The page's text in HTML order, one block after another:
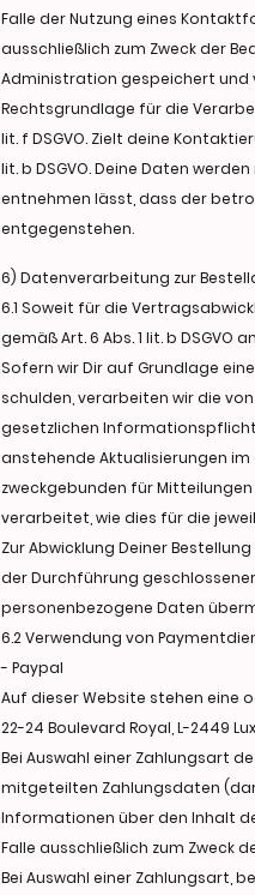
Falle der Nutzung eines
ausschließlich zum Zweck der
Administration gespeichert und
Rechtsgrundlage für die
lit. f DSGVO. Zielt deine
lit. b DSGVO. Deine Daten
entnehmen lässt, dass der
entgegenstehen.
6) Datenverarbeitung zur
6.1 Soweit für die
gemäß Art. 6 Abs. 1 lit. b
Sofern wir Dir auf Grundlage
schulden, verarbeiten wir die
gesetzlichen
anstehende Aktualisierungen
zweckgebunden für
verarbeitet, wie dies für die
Zur Abwicklung Deiner
der Durchführung
personenbezogene Daten
6.2 Verwendung von
- Paypal
Auf dieser Website stehen eine
22-24 Boulevard Royal, L-2449
Bei Auswahl einer Zahlungsart
mitgeteilten Zahlungsdaten
Informationen über den Inhalt
Falle ausschließlich zum Zweck
Bei Auswahl einer Zahlungsart,